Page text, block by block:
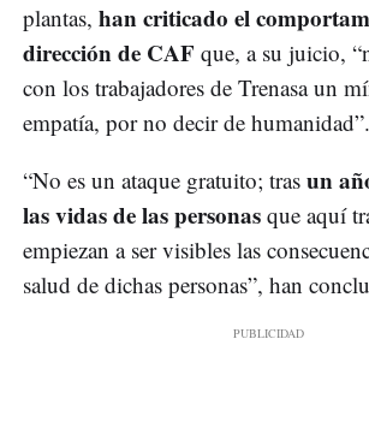
plantas, han criticado el
dirección de CAF que, a su juicio,
con los trabajadores de Trenasa un
empatía, por no decir de humanidad”.
“No es un ataque gratuito; tras un
las vidas de las personas que aquí
empiezan a ser visibles las
salud de dichas personas”, han